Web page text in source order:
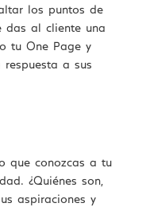
los puntos de
das al cliente una
tu One Page y
a sus
que conozcas a tu
¿Quiénes son,
aspiraciones y